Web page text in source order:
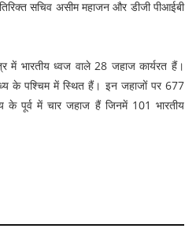
सचिव असीम महाजन और डीजी पीआईबी
में भारतीय ध्वज वाले 28 जहाज कार्यरत हैं।
के पश्चिम में स्थित हैं। इन जहाजों पर 677
के पूर्व में चार जहाज हैं जिनमें 101 भारतीय